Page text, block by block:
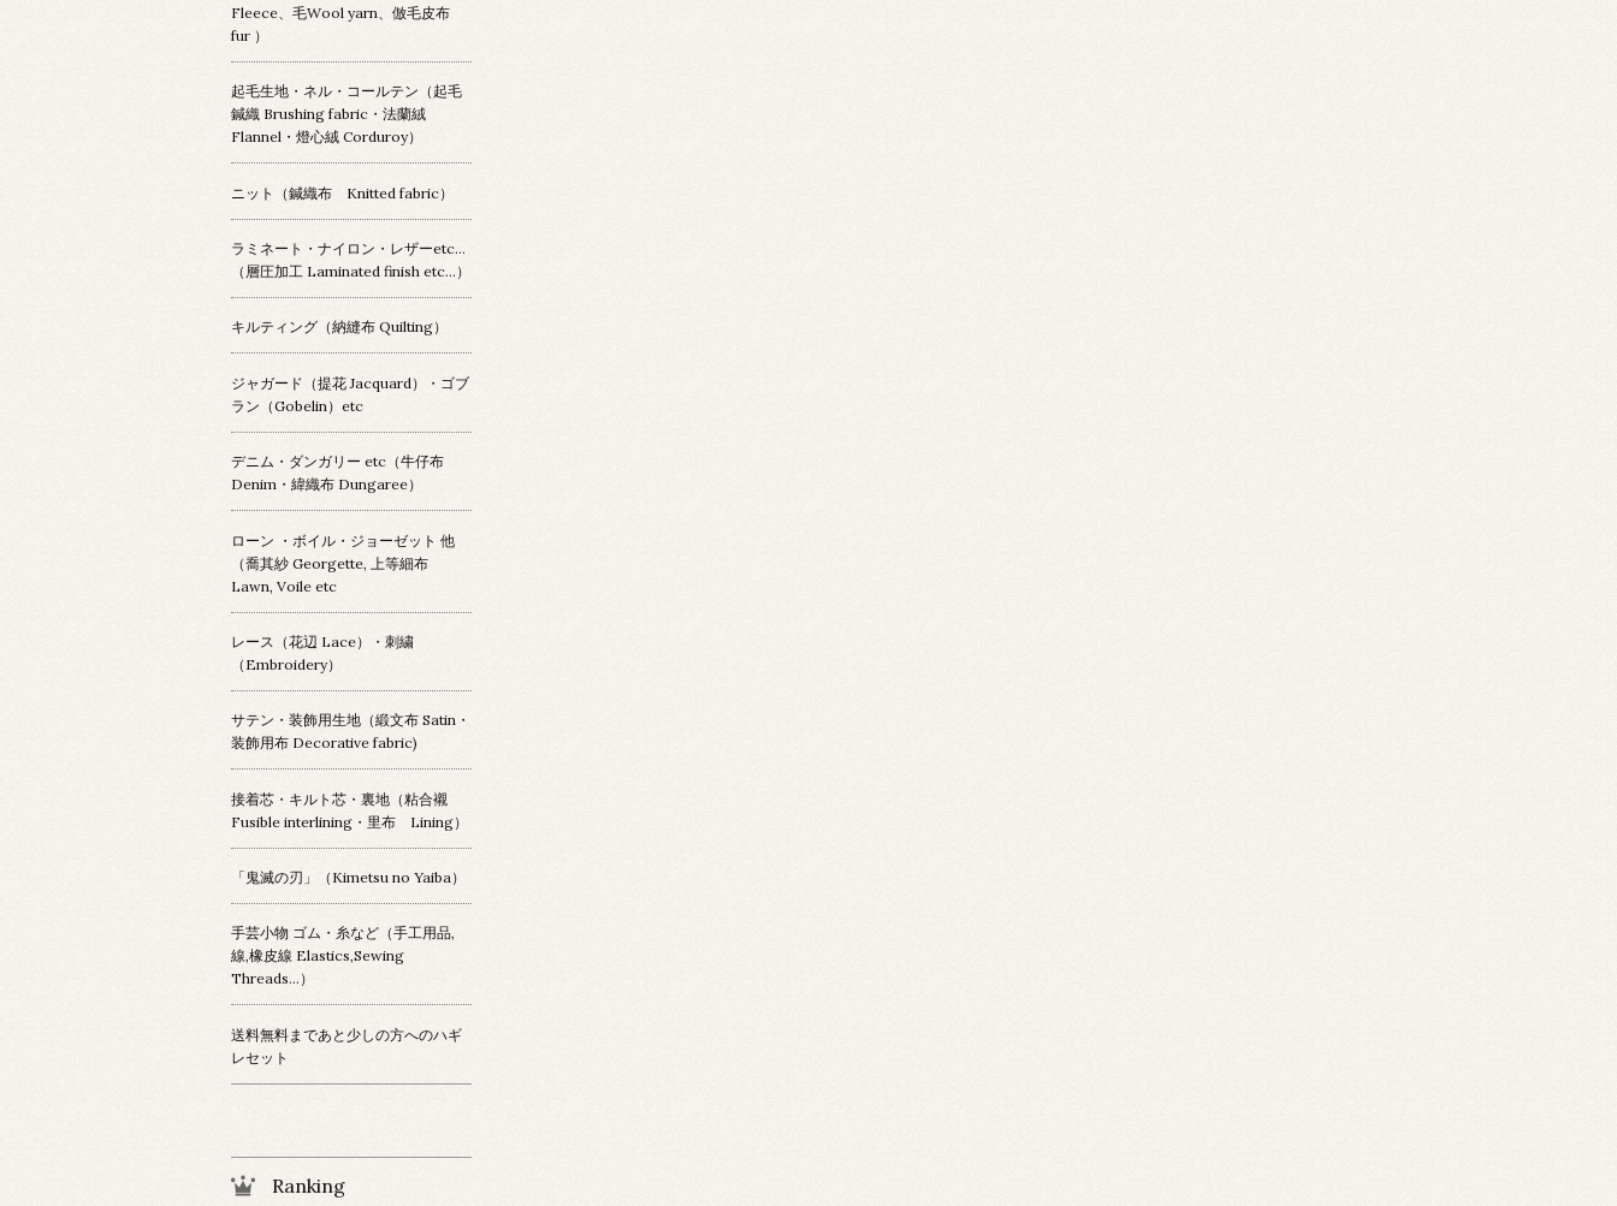
Fleece、毛Wool yarn、倣毛皮布
fur ）
起毛生地・ネル・コールテン（起毛
鍼織 Brushing fabric・法蘭絨
Flannel・燈心絨 Corduroy）
ニット（鍼織布 Knitted fabric）
ラミネート・ナイロン・レザーetc…
（層圧加工 Laminated finish etc…）
キルティング（納縫布 Quilting）
ジャガード（提花 Jacquard）・ゴブ
ラン（Gobelin）etc
デニム・ダンガリー etc（牛仔布
Denim・緯織布 Dungaree）
ローン ・ボイル・ジョーゼット 他
（喬其紗 Georgette, 上等細布
Lawn, Voile etc
レース（花辺 Lace）・刺繍
（Embroidery）
サテン・装飾用生地（緞文布 Satin・
装飾用布 Decorative fabric)
接着芯・キルト芯・裏地（粘合襯
Fusible interlining・里布 Lining）
「鬼滅の刃」（Kimetsu no Yaiba）
手芸小物 ゴム・糸など（手工用品,
線,橡皮線 Elastics,Sewing
Threads...）
送料無料まであと少しの方へのハギ
レセット
Ranking